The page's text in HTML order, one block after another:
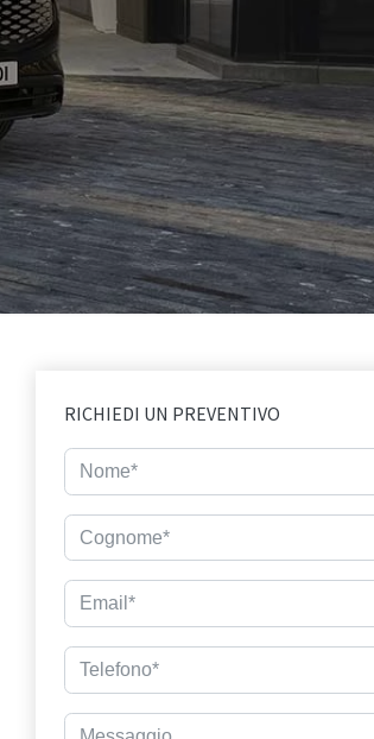
RICHIEDI UN PREVENTIVO